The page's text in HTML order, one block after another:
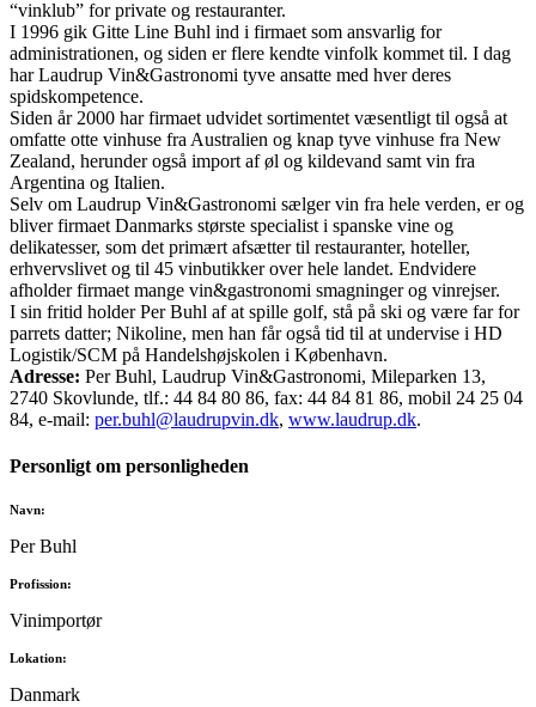
“vinklub” for private og restauranter.
I 1996 gik Gitte Line Buhl ind i firmaet som ansvarlig for
administrationen, og siden er flere kendte vinfolk kommet til. I dag
har Laudrup Vin&Gastronomi tyve ansatte med hver deres
spidskompetence.
Siden år 2000 har firmaet udvidet sortimentet væsentligt til også at
omfatte otte vinhuse fra Australien og knap tyve vinhuse fra New
Zealand, herunder også import af øl og kildevand samt vin fra
Argentina og Italien.
Selv om Laudrup Vin&Gastronomi sælger vin fra hele verden, er og
bliver firmaet Danmarks største specialist i spanske vine og
delikatesser, som det primært afsætter til restauranter, hoteller,
erhvervslivet og til 45 vinbutikker over hele landet. Endvidere
afholder firmaet mange vin&gastronomi smagninger og vinrejser.
I sin fritid holder Per Buhl af at spille golf, stå på ski og være far for
parrets datter; Nikoline, men han får også tid til at undervise i HD
Logistik/SCM på Handelshøjskolen i København.
Adresse: Per Buhl, Laudrup Vin&Gastronomi, Mileparken 13,
2740 Skovlunde, tlf.: 44 84 80 86, fax: 44 84 81 86, mobil 24 25 04
84, e-mail: per.buhl@laudrupvin.dk, www.laudrup.dk.
Personligt om personligheden
Navn:
Per Buhl
Profission:
Vinimportør
Lokation:
Danmark